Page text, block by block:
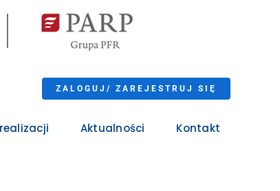
ZALOGUJ/ ZAREJESTRUJ SIĘ
Aktualności Kontakt